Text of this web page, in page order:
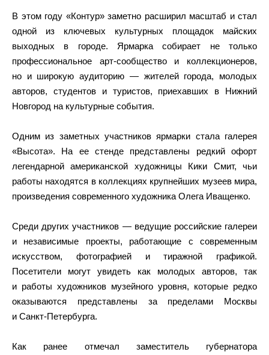
В этом году «Контур» заметно расширил масштаб и стал
одной из ключевых культурных площадок майских
выходных в городе. Ярмарка собирает не только
профессиональное арт-сообщество и коллекционеров,
но и широкую аудиторию — жителей города, молодых
авторов, студентов и туристов, приехавших в Нижний
Новгород на культурные события.
Одним из заметных участников ярмарки стала галерея
«Высота». На ее стенде представлены редкий офорт
легендарной американской художницы Кики Смит, чьи
работы находятся в коллекциях крупнейших музеев мира,
произведения современного художника Олега Иващенко.
Среди других участников — ведущие российские галереи
и независимые проекты, работающие с современным
искусством, фотографией и тиражной графикой.
Посетители могут увидеть как молодых авторов, так
и работы художников музейного уровня, которые редко
оказываются представлены за пределами Москвы
и Санкт-Петербурга.
Как ранее отмечал заместитель губернатора